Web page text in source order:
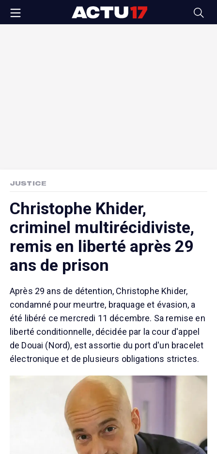
JUSTICE
Christophe Khider,
criminel multirécidiviste,
remis en liberté après 29
ans de prison
Après 29 ans de détention, Christophe Khider,
condamné pour meurtre, braquage et évasion, a
été libéré ce mercredi 11 décembre. Sa remise en
liberté conditionnelle, décidée par la cour d'appel
de Douai (Nord), est assortie du port d'un bracelet
électronique et de plusieurs obligations strictes.